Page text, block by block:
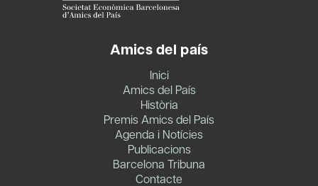
Amics del país
Inici
Amics del País
Història
Premis Amics del País
Agenda i Notícies
Publicacions
Barcelona Tribuna
Contacte